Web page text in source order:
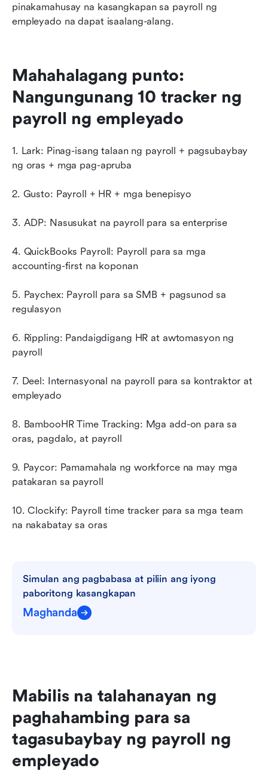
pinakamahusay na kasangkapan sa payroll ng
empleyado na dapat isaalang-alang.
Mahahalagang punto:
Nangungunang 10 tracker ng
payroll ng empleyado
1. Lark: Pinag-isang talaan ng payroll + pagsubaybay
ng oras + mga pag-apruba
2. Gusto: Payroll + HR + mga benepisyo
3. ADP: Nasusukat na payroll para sa enterprise
4. QuickBooks Payroll: Payroll para sa mga
accounting-first na koponan
5. Paychex: Payroll para sa SMB + pagsunod sa
regulasyon
6. Rippling: Pandaigdigang HR at awtomasyon ng
payroll
7. Deel: Internasyonal na payroll para sa kontraktor at
empleyado
8. BambooHR Time Tracking: Mga add-on para sa
oras, pagdalo, at payroll
9. Paycor: Pamamahala ng workforce na may mga
patakaran sa payroll
10. Clockify: Payroll time tracker para sa mga team
na nakabatay sa oras
Simulan ang pagbabasa at piliin ang iyong
paboritong kasangkapan
Maghanda
Mabilis na talahanayan ng
paghahambing para sa
tagasubaybay ng payroll ng
empleyado